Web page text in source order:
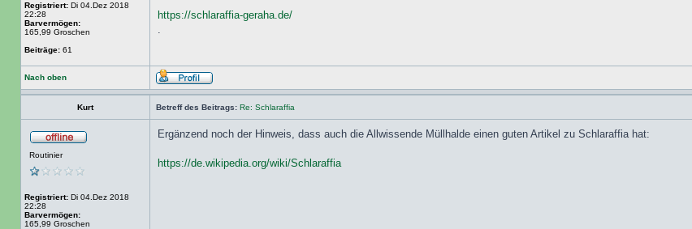
Registriert: Di 04.Dez 2018
22:28
Barvermögen:
165,99 Groschen
Beiträge: 61
https://schlaraffia-geraha.de/
.
Nach oben
Kurt Betreff des Beitrags: Re: Schlaraffia
Routinier
Registriert: Di 04.Dez 2018
22:28
Barvermögen:
165,99 Groschen
Ergänzend noch der Hinweis, dass auch die Allwissende Müllhalde einen guten Artikel zu Schlaraffia hat:
https://de.wikipedia.org/wiki/Schlaraffia